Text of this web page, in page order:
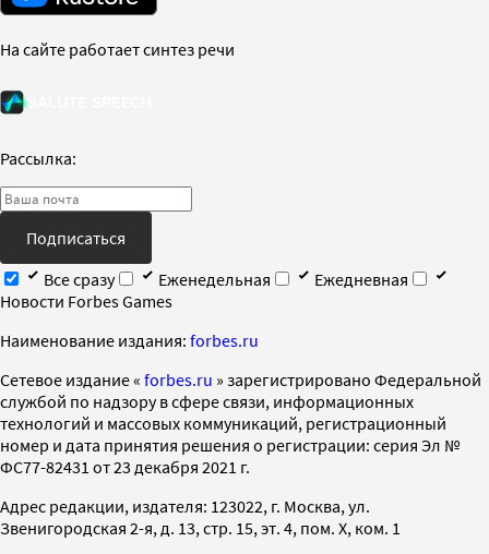
На сайте работает синтез речи
Рассылка:
Подписаться
Все сразу
Еженедельная
Ежедневная
Новости Forbes Games
Наименование издания: forbes.ru
Cетевое издание « forbes.ru » зарегистрировано Федеральной
службой по надзору в сфере связи, информационных
технологий и массовых коммуникаций, регистрационный
номер и дата принятия решения о регистрации: серия Эл №
ФС77-82431 от 23 декабря 2021 г.
Адрес редакции, издателя: 123022, г. Москва, ул.
Звенигородская 2-я, д. 13, стр. 15, эт. 4, пом. X, ком. 1